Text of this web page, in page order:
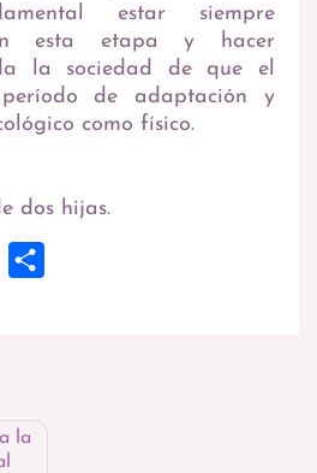
estar siempre
esta etapa y hacer
la sociedad de que el
de adaptación y
como físico.
dos hijas.
Email
la